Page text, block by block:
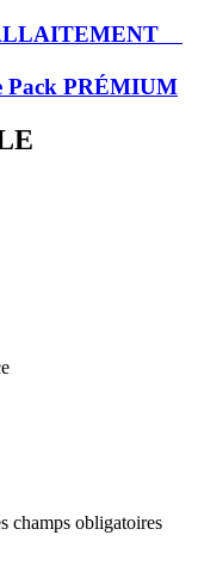
Pack PRÉMIUM
champs obligatoires